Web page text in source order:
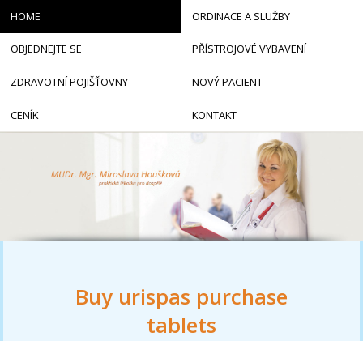
Buy urispas purchase
tablets
HOME ORDINACE A SLUŽBY
OBJEDNEJTE SE PŘÍSTROJOVÉ VYBAVENÍ
ZDRAVOTNÍ POJIŠŤOVNY NOVÝ PACIENT
CENÍK KONTAKT